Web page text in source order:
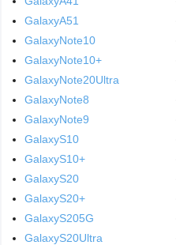
GalaxyA51
GalaxyNote10
GalaxyNote10+
GalaxyNote20Ultra
GalaxyNote8
GalaxyNote9
GalaxyS10
GalaxyS10+
GalaxyS20
GalaxyS20+
GalaxyS205G
GalaxyS20Ultra